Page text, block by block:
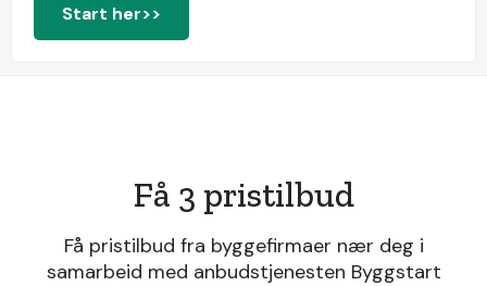
Start her>>
Få 3 pristilbud
Få pristilbud fra byggefirmaer nær deg i
samarbeid med anbudstjenesten Byggstart